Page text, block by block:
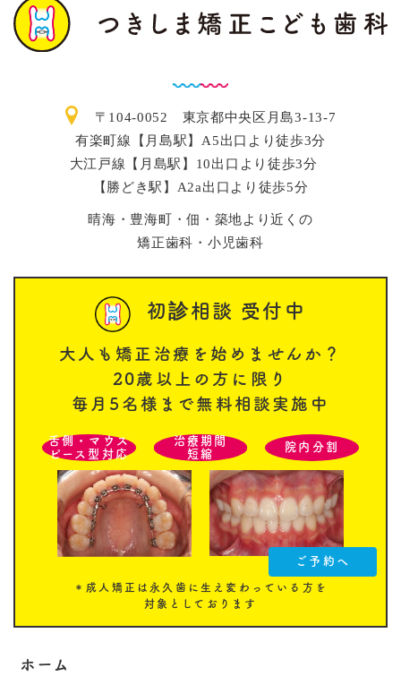
〒104-0052 東京都中央区月島3-13-7
有楽町線【月島駅】A5出口より徒歩3分
大江戸線【月島駅】10出口より徒歩3分
【勝どき駅】A2a出口より徒歩5分
晴海・豊海町・佃・築地より近くの
矯正歯科・小児歯科
初診相談 受付中
大人も矯正治療を始めませんか？
20歳以上の方に限り
毎月5名様まで無料相談実施中
舌側・マウス
ピース型対応
治療期間
短縮
院内分割
ご予約へ
＊成人矯正は永久歯に生え変わっている方を
対象としております
ホーム